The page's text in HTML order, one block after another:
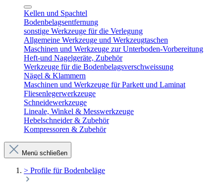
Kellen und Spachtel
Bodenbelagsentfernung
sonstige Werkzeuge für die Verlegung
Allgemeine Werkzeuge und Werkzeugtaschen
Maschinen und Werkzeuge zur Unterboden-Vorbereitung
Heft-und Nagelgeräte, Zubehör
Werkzeuge für die Bodenbelagsverschweissung
Nägel & Klammern
Maschinen und Werkzeuge für Parkett und Laminat
Fliesenlegerwerkzeuge
Schneidewerkzeuge
Lineale, Winkel & Messwerkzeuge
Hebelschneider & Zubehör
Kompressoren & Zubehör
Menü schließen
> Profile für Bodenbeläge